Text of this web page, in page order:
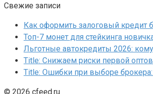
Свежие записи
Как оформить залоговый кредит
Топ-7 монет для стейкинга
Льготные автокредиты 2026:
Title: Снижаем риски первой
Title: Ошибки при выборе
© 2026 cfeed.ru